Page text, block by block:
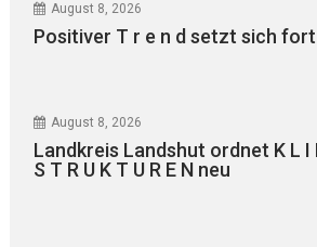
August 8, 2026
Positiver T r e n d setzt sich fort
August 8, 2026
Landkreis Landshut ordnet K L I
S T R U K T U R E N neu